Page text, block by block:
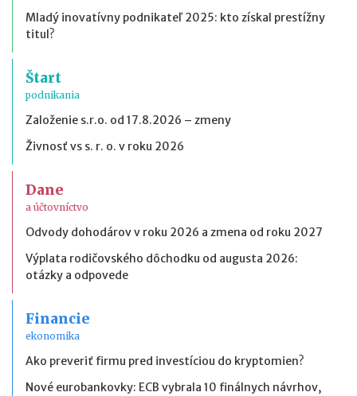
Mladý inovatívny podnikateľ 2025: kto získal prestížny
titul?
Štart
podnikania
Založenie s.r.o. od 17.8.2026 – zmeny
Živnosť vs s. r. o. v roku 2026
Dane
a účtovníctvo
Odvody dohodárov v roku 2026 a zmena od roku 2027
Výplata rodičovského dôchodku od augusta 2026:
otázky a odpovede
Financie
ekonomika
Ako preveriť firmu pred investíciou do kryptomien?
Nové eurobankovky: ECB vybrala 10 finálnych návrhov,